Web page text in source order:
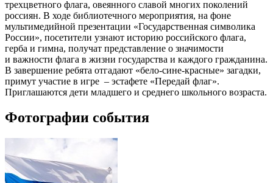
трехцветного флага, овеянного славой многих поколений
россиян. В ходе библиотечного мероприятия, на фоне
мультимедийной презентации «Государственная символика
России», посетители узнают историю российского флага,
герба и гимна, получат представление о значимости
и важности флага в жизни государства и каждого гражданина.
В завершение ребята отгадают «бело-сине-красные» загадки,
примут участие в игре – эстафете «Передай флаг».
Приглашаются дети младшего и среднего школьного возраста.
Фотографии события